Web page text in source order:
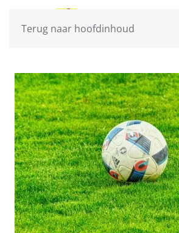
Terug naar hoofdinhoud